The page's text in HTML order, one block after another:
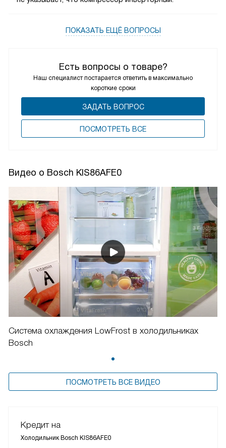
Есть вопросы о товаре?
Наш специалист постарается ответить в максимально
короткие сроки
ЗАДАТЬ ВОПРОС
ПОCМОТРЕТЬ ВСЕ
ПОКАЗАТЬ ЕЩЁ ВОПРОСЫ
Видео о Bosch KIS86AFE0
Система охлаждения LowFrost в холодильниках
Bosch
ПОСМОТРЕТЬ ВСЕ ВИДЕО
Кредит на
Холодильник Bosch KIS86AFE0